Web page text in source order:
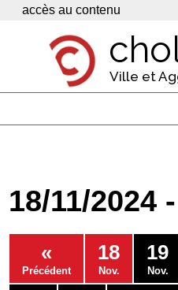
Panneau de gestion des cookies
accès au contenu
Ville et
Economie
Services
Contacts
18/11/2024
«
Précédent
18
Nov.
19
Nov.